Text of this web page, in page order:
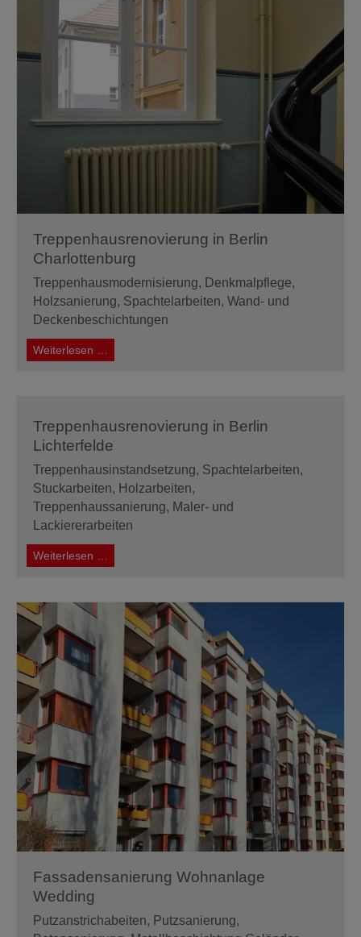
Treppenhausrenovierung in Berlin
Charlottenburg
Treppenhausmodernisierung, Denkmalpflege,
Holzsanierung, Spachtelarbeiten, Wand- und
Deckenbeschichtungen
Weiterlesen …
in
Treppenhausrenovierung in Berlin
Lichterfelde
Treppenhausinstandsetzung, Spachtelarbeiten,
Stuckarbeiten, Holzarbeiten,
Treppenhaussanierung, Maler- und
Lackiererarbeiten
Weiterlesen …
in
Lichterfelde
Fassadensanierung Wohnanlage
Wedding
Putzanstrichabeiten, Putzsanierung,